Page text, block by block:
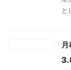
と